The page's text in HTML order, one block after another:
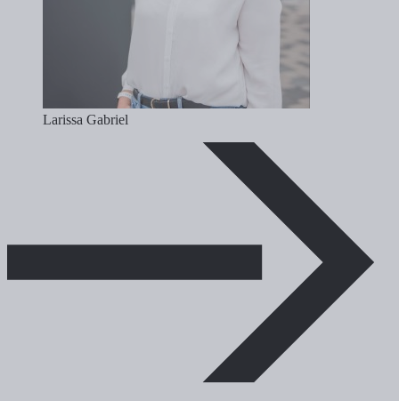
Larissa Gabriel